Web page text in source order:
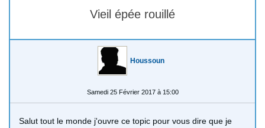
Vieil épée rouillé
Houssoun
Samedi 25 Février 2017 à 15:00
Salut tout le monde j'ouvre ce topic pour vous dire que je